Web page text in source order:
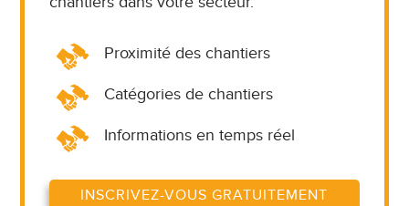
Proximité des chantiers
Catégories de chantiers
Informations en temps réel
INSCRIVEZ-VOUS GRATUITEMENT